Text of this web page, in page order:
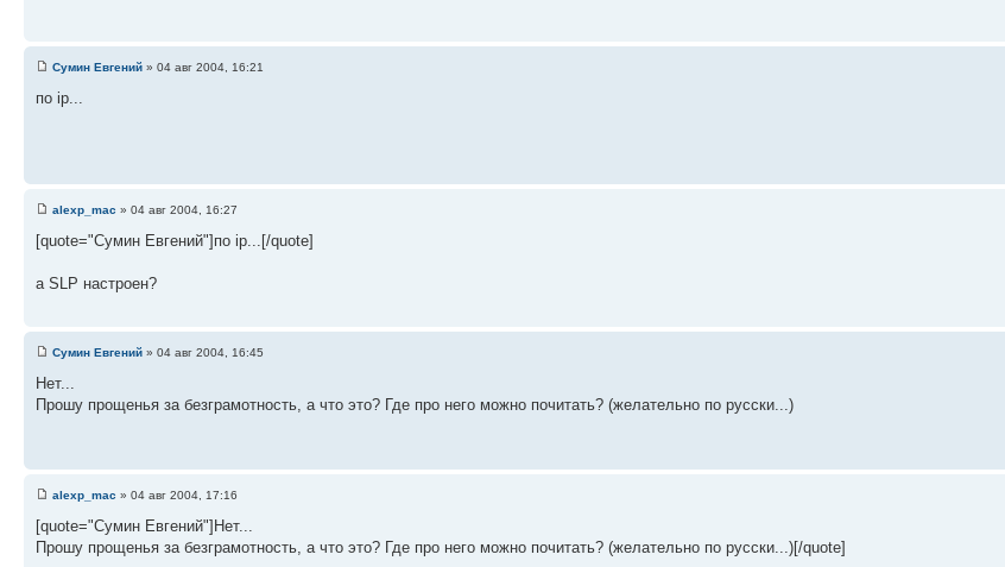
Сумин Евгений » 04 авг 2004, 16:21
по ip...
alexp_mac » 04 авг 2004, 16:27
[quote="Сумин Евгений"]по ip...[/quote]
а SLP настроен?
Сумин Евгений » 04 авг 2004, 16:45
Нет...
Прошу прощенья за безграмотность, а что это? Где про него можно почитать? (желательно по русски...)
alexp_mac » 04 авг 2004, 17:16
[quote="Сумин Евгений"]Нет...
Прошу прощенья за безграмотность, а что это? Где про него можно почитать? (желательно по русски...)[/quote]